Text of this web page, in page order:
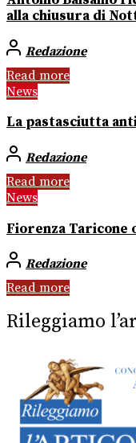
alla chiusura di
Redazione
Read more
News
La pastasciutta
Redazione
Read more
News
Fiorenza Taricone
Redazione
Read more
Rileggiamo